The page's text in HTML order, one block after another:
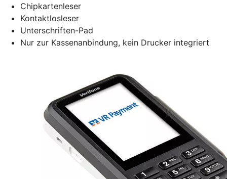
Chipkartenleser
Kontaktlosleser
Unterschriften-Pad
Nur zur Kassenanbindung, kein Drucker integriert